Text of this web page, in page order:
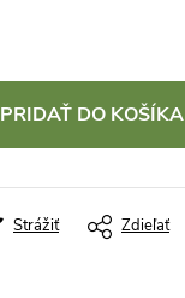
PRIDAŤ DO KOŠÍKA
Strážiť Zdieľať